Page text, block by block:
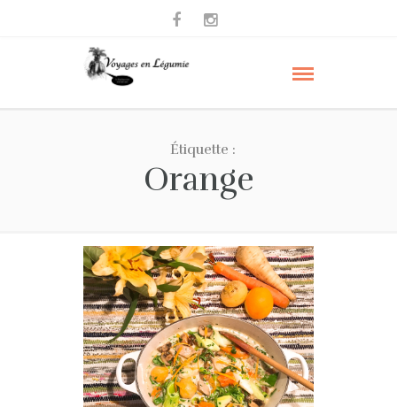
Étiquette :
Orange